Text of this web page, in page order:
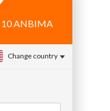
10 ANBIMA
Change country